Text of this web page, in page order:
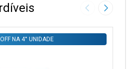
Imagem
NA 4° UNIDADE